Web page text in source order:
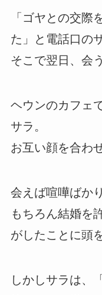
「ゴヤとの交際
た」と電話口の
そこで翌日、会
ヘウンのカフェ
サラ。
お互い顔を合わ
会えば喧嘩ばか
もちろん結婚を
がしたことに頭
しかしサラは、